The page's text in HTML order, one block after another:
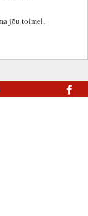
jõu toimel,